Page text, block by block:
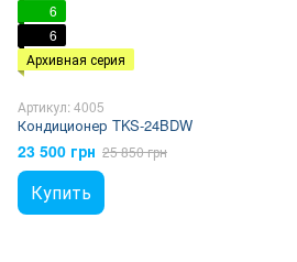
6
6
Архивная серия
Артикул: 4005
Кондиционер TKS-24BDW
23 500 грн 25 850 грн
Купить